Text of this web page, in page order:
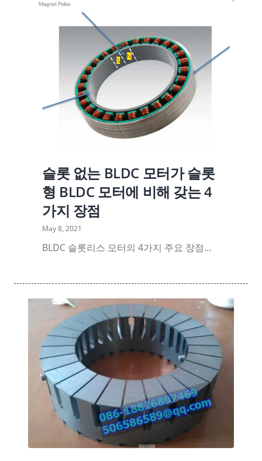
슬롯 없는 BLDC 모터가 슬롯
형 BLDC 모터에 비해 갖는 4
가지 장점
May 8, 2021
BLDC 슬롯리스 모터의 4가지 주요 장점...